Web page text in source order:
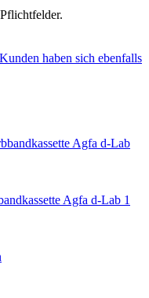
Kunden haben sich ebenfalls
Agfa d-Lab
Agfa d-Lab 1